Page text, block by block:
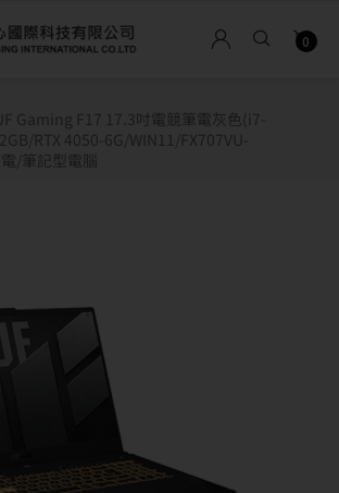
0
Gaming F17 17.3吋電競筆電灰色(i7-
RTX 4050-6G/WIN11/FX707VU-
/筆記型電腦